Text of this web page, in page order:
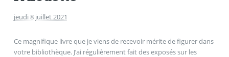
jeudi 8 juillet 2021
Ce magnifique livre que je viens de recevoir mérite de figurer dans
votre bibliothèque. J’ai régulièrement fait des exposés sur les